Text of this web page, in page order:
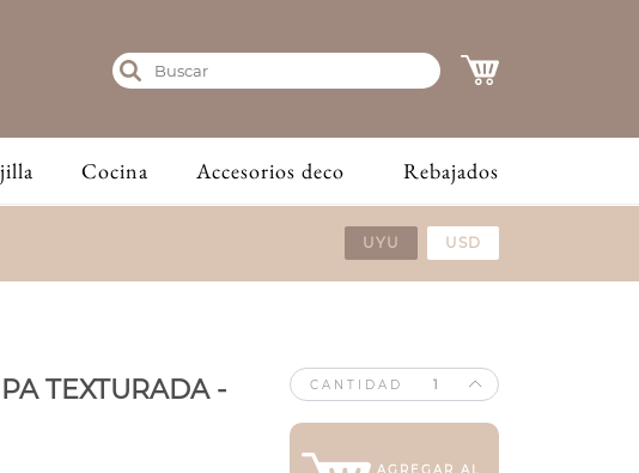
Cocina Accesorios deco Rebajados
UYU USD
TEXTURADA -
CANTIDAD